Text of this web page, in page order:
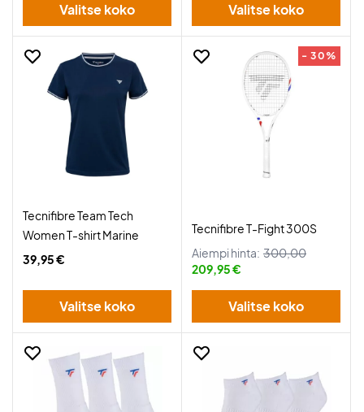
Valitse koko Valitse koko
Tecnifibre Team Tech
Women T-shirt Marine
39,95 €
Valitse koko
- 30%
Tecnifibre T-Fight 300S
Aiempi hinta: 300,00
209,95 €
Valitse koko